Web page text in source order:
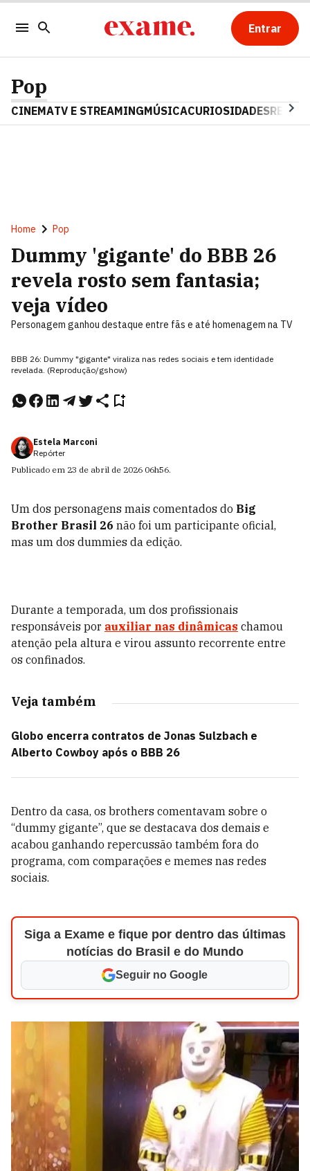
Entrar
Pop
CINEMATV E STREAMINGMÚSICACURIOSIDADES
Home Pop
Dummy 'gigante' do BBB 26
revela rosto sem fantasia;
veja vídeo
Personagem ganhou destaque entre fãs e até homenagem na TV
BBB 26: Dummy "gigante" viraliza nas redes sociais e tem identidade
revelada. (Reprodução/gshow)
Estela Marconi
Repórter
Publicado em 23 de abril de 2026 06h56.
Um dos personagens mais comentados do Big
Brother Brasil 26 não foi um participante oficial,
mas um dos dummies da edição.
Durante a temporada, um dos profissionais
responsáveis por auxiliar nas dinâmicas chamou
atenção pela altura e virou assunto recorrente entre
os confinados.
Veja também
Globo encerra contratos de Jonas Sulzbach e
Alberto Cowboy após o BBB 26
Dentro da casa, os brothers comentavam sobre o
“dummy gigante”, que se destacava dos demais e
acabou ganhando repercussão também fora do
programa, com comparações e memes nas redes
sociais.
Siga a Exame e fique por dentro das últimas
notícias do Brasil e do Mundo
Seguir no Google